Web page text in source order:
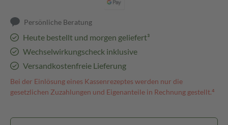
Persönliche Beratung
Heute bestellt und morgen geliefert³
Wechselwirkungscheck inklusive
Versandkostenfreie Lieferung
Bei der Einlösung eines Kassenrezeptes werden nur die
gesetzlichen Zuzahlungen und Eigenanteile in Rechnung gestellt.⁴